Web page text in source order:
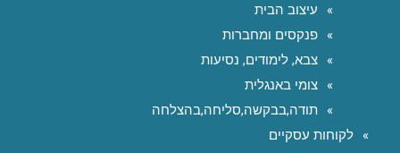
עיצוב הבית
פנקסים ומחברות
צבא, לימודים, נסיעות
צומי באנגלית
תודה,בבקשה,סליחה,בהצלחה
לקוחות עסקיים